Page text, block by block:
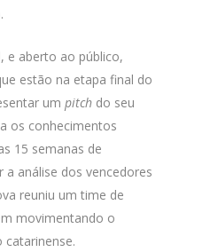
e aberto ao público,
estão na etapa final do
um pitch do seu
os conhecimentos
15 semanas de
a análise dos vencedores
reuniu um time de
movimentando o
catarinense.